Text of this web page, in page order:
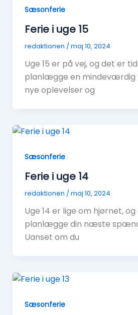
Sæsonferie
Ferie i uge 15
redaktionen /maj 10, 2024
Uge 15 er på vej, og det er
planlægge en mindeværdig
nye oplevelser og
Sæsonferie
Ferie i uge 14
redaktionen / maj 10, 2024
Uge 14 er lige om hjørnet,
planlægge din næste
Uanset om du
Sæsonferie